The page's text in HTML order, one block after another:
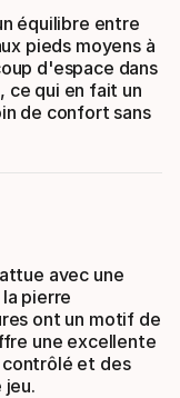
équilibre entre
pieds moyens à
d'espace dans
ce qui en fait un
de confort sans
avec une
pierre
ont un motif de
une excellente
et des
jeu.